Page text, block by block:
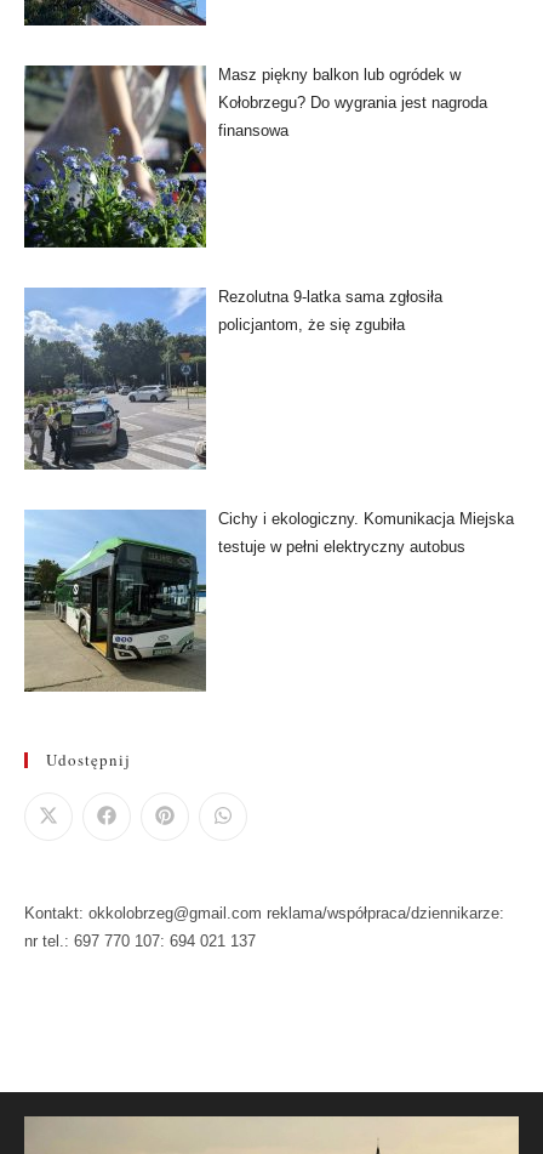
Masz piękny balkon lub ogródek w
Kołobrzegu? Do wygrania jest nagroda
finansowa
Rezolutna 9-latka sama zgłosiła
policjantom, że się zgubiła
Cichy i ekologiczny. Komunikacja Miejska
testuje w pełni elektryczny autobus
Udostępnij
Kontakt: okkolobrzeg@gmail.com reklama/współpraca/dziennikarze:
nr tel.: 697 770 107: 694 021 137